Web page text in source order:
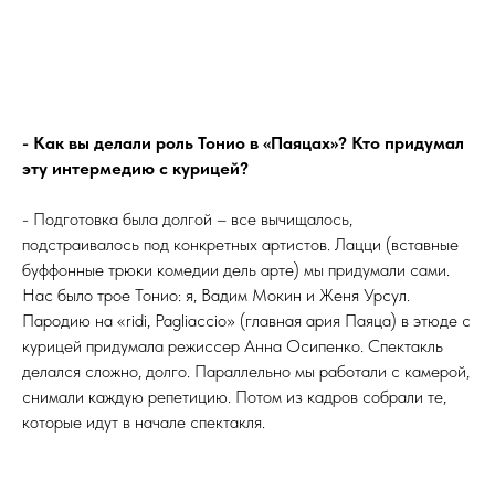
- Как вы делали роль Тонио в «Паяцах»? Кто придумал
эту интермедию с курицей?
- Подготовка была долгой – все вычищалось,
подстраивалось под конкретных артистов. Лацци (вставные
буффонные трюки комедии дель арте) мы придумали сами.
Нас было трое Тонио: я, Вадим Мокин и Женя Урсул.
Пародию на «ridi, Pagliaccio» (главная ария Паяца) в этюде с
курицей придумала режиссер Анна Осипенко. Спектакль
делался сложно, долго. Параллельно мы работали с камерой,
снимали каждую репетицию. Потом из кадров собрали те,
которые идут в начале спектакля.